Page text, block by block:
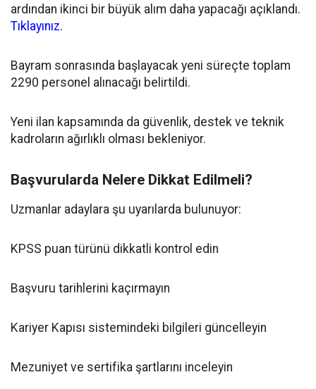
ardından ikinci bir büyük alım daha yapacağı açıklandı.
Tıklayınız.
Bayram sonrasında başlayacak yeni süreçte toplam
2290 personel alınacağı belirtildi.
Yeni ilan kapsamında da güvenlik, destek ve teknik
kadroların ağırlıklı olması bekleniyor.
Başvurularda Nelere Dikkat Edilmeli?
Uzmanlar adaylara şu uyarılarda bulunuyor:
KPSS puan türünü dikkatli kontrol edin
Başvuru tarihlerini kaçırmayın
Kariyer Kapısı sistemindeki bilgileri güncelleyin
Mezuniyet ve sertifika şartlarını inceleyin